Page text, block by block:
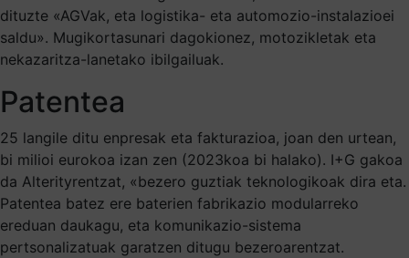
dituzte «AGVak, eta logistika- eta automozio-instalazioei
saldu». Mugikortasunari dagokionez, motozikletak eta
nekazaritza-lanetako ibilgailuak.
Patentea
25 langile ditu enpresak eta fakturazioa, joan den urtean,
bi milioi eurokoa izan zen (2023koa bi halako). I+G gakoa
da Alterityrentzat, «bezero guztiak teknologikoak dira eta.
Patentea batez ere baterien fabrikazio modularreko
ereduan daukagu, eta komunikazio-sistema
pertsonalizatuak garatzen ditugu bezeroarentzat.